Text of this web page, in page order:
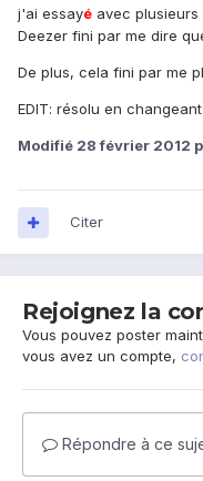
j'ai essayé avec plusieurs
Deezer fini par me dire
De plus, cela fini par me
EDIT: résolu en changeant
Modifié 28 février 2012
Citer
Rejoignez la
Vous pouvez poster
vous avez un compte,
Répondre à ce